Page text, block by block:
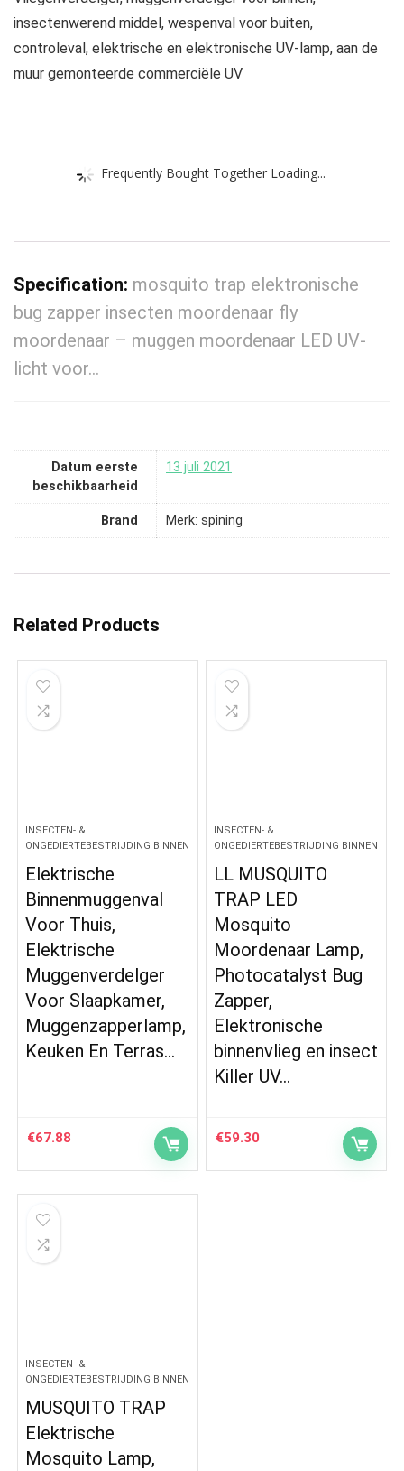
insectenwerend middel, wespenval voor buiten,
controleval, elektrische en elektronische UV-lamp, aan de
muur gemonteerde commerciële UV
Frequently Bought Together Loading...
Specification: mosquito trap elektronische
bug zapper insecten moordenaar fly
moordenaar – muggen moordenaar LED UV-
licht voor…
Datum eerste
beschikbaarheid
13 juli 2021
Brand Merk: spining
Related Products
INSECTEN- &
ONGEDIERTEBESTRIJDING BINNEN
Elektrische
Binnenmuggenval
Voor Thuis,
Elektrische
Muggenverdelger
Voor Slaapkamer,
Muggenzapperlamp,
Keuken En Terras…
€67.88
INSECTEN- &
ONGEDIERTEBESTRIJDING BINNEN
LL MUSQUITO
TRAP LED
Mosquito
Moordenaar Lamp,
Photocatalyst Bug
Zapper,
Elektronische
binnenvlieg en insect
Killer UV…
€59.30
INSECTEN- &
ONGEDIERTEBESTRIJDING BINNEN
MUSQUITO TRAP
Elektrische
Mosquito Lamp,